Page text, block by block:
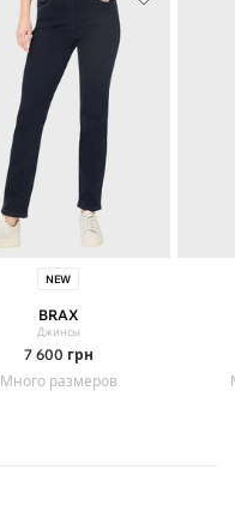
NEW
BRAX
Джинсы
7 600 грн
Много размеров